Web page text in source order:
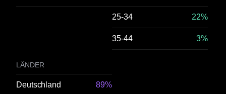
25-34 22%
35-44 3%
LÄNDER
Deutschland 89%